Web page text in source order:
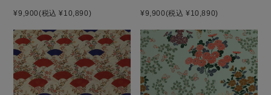
¥9,900(税込 ¥10,890) ¥9,900(税込 ¥10,890)